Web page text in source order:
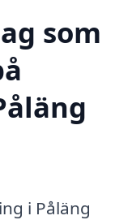
som
i Påläng